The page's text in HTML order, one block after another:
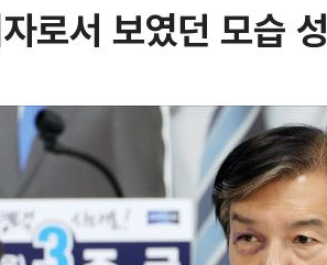
로서 보였던 모습